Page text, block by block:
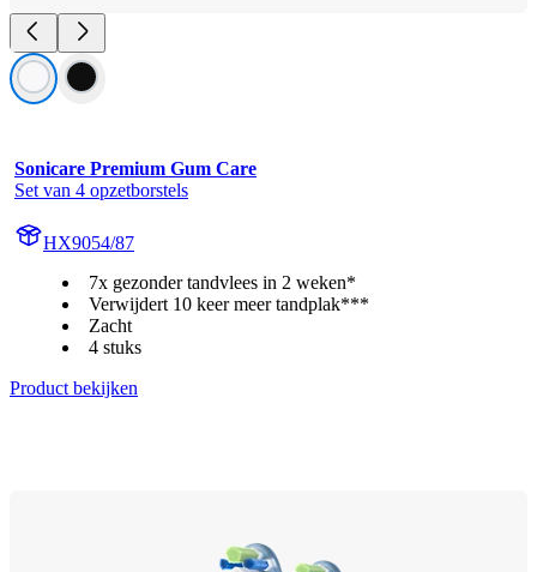
Sonicare Premium Gum Care
Set van 4 opzetborstels
HX9054/87
7x gezonder tandvlees in 2 weken*
Verwijdert 10 keer meer tandplak***
Zacht
4 stuks
Product bekijken